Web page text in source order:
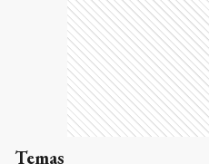
Deportes
COMENTARIOS0
Compartí tus ideas de forma